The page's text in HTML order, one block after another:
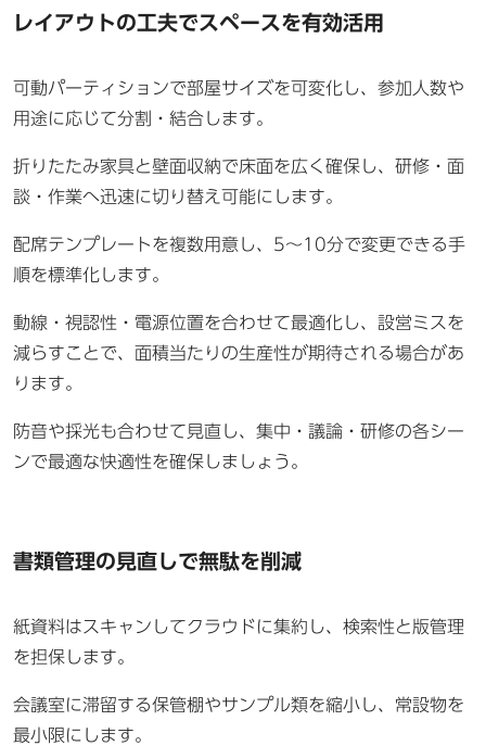
レイアウトの工夫でスペースを有効活用
可動パーティションで部屋サイズを可変化し、参加人数や
用途に応じて分割・結合します。
折りたたみ家具と壁面収納で床面を広く確保し、研修・面
談・作業へ迅速に切り替え可能にします。
配席テンプレートを複数用意し、5〜10分で変更できる手
順を標準化します。
動線・視認性・電源位置を合わせて最適化し、設営ミスを
減らすことで、面積当たりの生産性が期待される場合があ
ります。
防音や採光も合わせて見直し、集中・議論・研修の各シー
ンで最適な快適性を確保しましょう。
書類管理の見直しで無駄を削減
紙資料はスキャンしてクラウドに集約し、検索性と版管理
を担保します。
会議室に滞留する保管棚やサンプル類を縮小し、常設物を
最小限にします。